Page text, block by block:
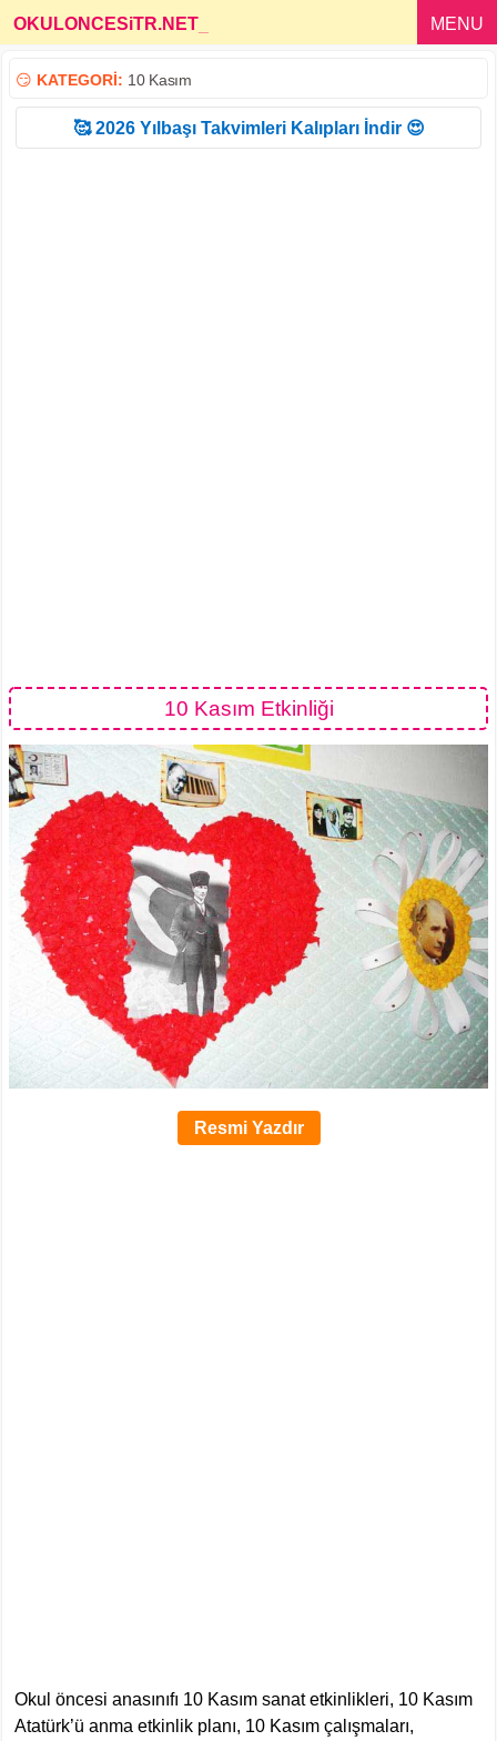
OKULONCESiTR.NET MENU
😏 KATEGORİ: 10 Kasım
🥰 2026 Yılbaşı Takvimleri Kalıpları İndir 😍
10 Kasım Etkinliği
Resmi Yazdır
Okul öncesi anasınıfı 10 Kasım sanat etkinlikleri, 10 Kasım
Atatürk’ü anma etkinlik planı, 10 Kasım çalışmaları,